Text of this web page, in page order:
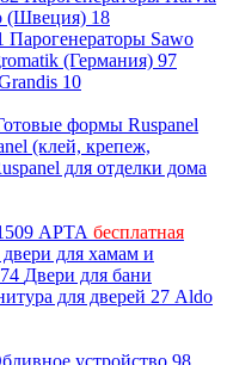
(Швеция) 18
Парогенераторы Sawo
(Германия) 97
10
формы Ruspanel
(клей, крепеж,
для отделки дома
АРТА бесплатная
для хамам и
Двери для бани
для дверей 27 Aldo
устройство 98